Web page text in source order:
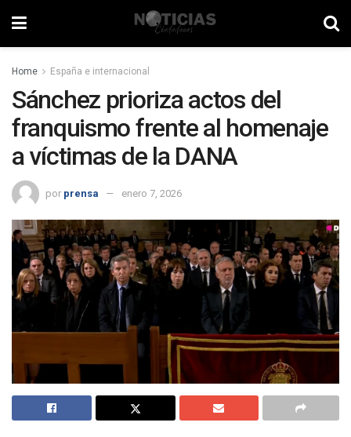
Home España e internacional
Sánchez prioriza actos del
franquismo frente al homenaje
a víctimas de la DANA
por prensa enero 7, 2026